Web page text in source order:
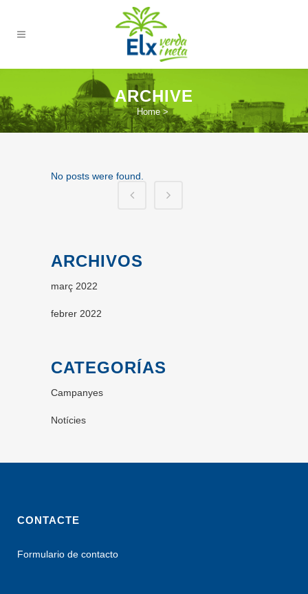
ARCHIVE
Home>
No posts were found.
ARCHIVOS
març 2022
febrer 2022
CATEGORÍAS
Campanyes
Notícies
CONTACTE
Formulario de contacto